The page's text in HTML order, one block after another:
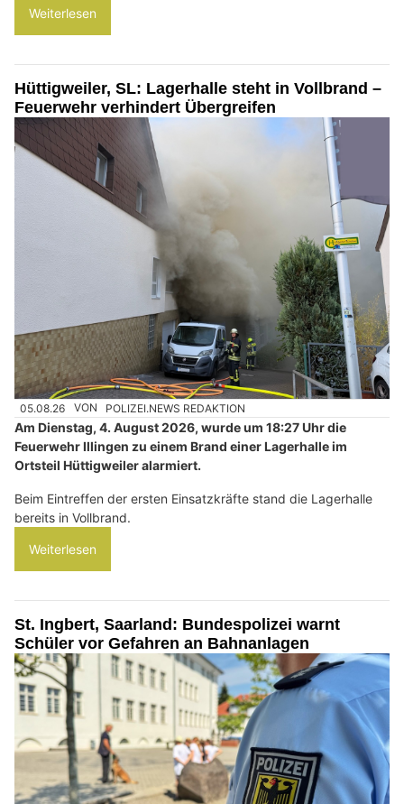
Weiterlesen
Hüttigweiler, SL: Lagerhalle steht in Vollbrand –
Feuerwehr verhindert Übergreifen
05.08.26 VON POLIZEI.NEWS REDAKTION
Am Dienstag, 4. August 2026, wurde um 18:27 Uhr die
Feuerwehr Illingen zu einem Brand einer Lagerhalle im
Ortsteil Hüttigweiler alarmiert.
Beim Eintreffen der ersten Einsatzkräfte stand die Lagerhalle
bereits in Vollbrand.
Weiterlesen
St. Ingbert, Saarland: Bundespolizei warnt
Schüler vor Gefahren an Bahnanlagen